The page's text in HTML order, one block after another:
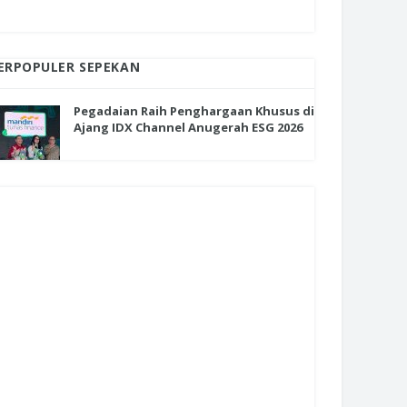
SEPEKAN
Pegadaian Raih Penghargaan Khusus di
Ajang IDX Channel Anugerah ESG 2026